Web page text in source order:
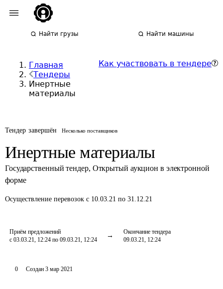
Найти грузы Найти машины
Главная
Тендеры
Инертные
материалы
Как участвовать в тендере
Тендер завершён Несколько поставщиков
Инертные материалы
Государственный тендер, Открытый аукцион в электронной
форме
Осуществление перевозок с 10.03.21 по 31.12.21
Приём предложений
с 03.03.21, 12:24 по 09.03.21, 12:24
Окончание тендера
09.03.21, 12:24
0 Создан 3 мар 2021